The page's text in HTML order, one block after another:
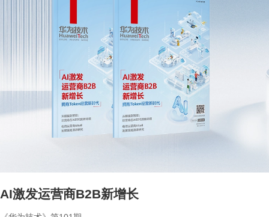
AI激发运营商B2B新增长